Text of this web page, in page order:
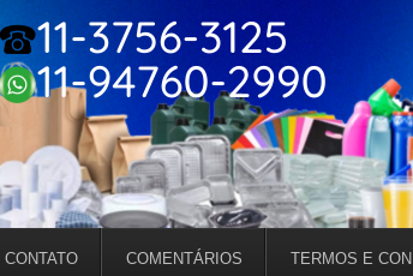
CONTATO COMENTÁRIOS TERMOS E